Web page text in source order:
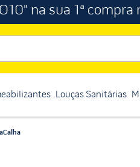
na sua 1ª compra
Louças Sanitárias